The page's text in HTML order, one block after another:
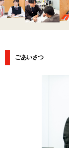
ごあいさつ